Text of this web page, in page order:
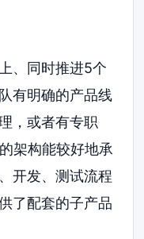
、同时推进5个
有明确的产品线
，或者有专职
架构能较好地承
开发、测试流程
了配套的子产品